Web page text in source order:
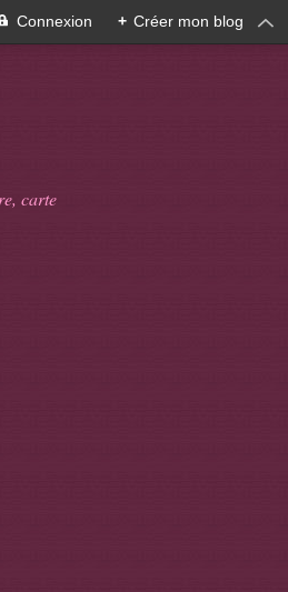
Connexion + Créer mon blog
carte